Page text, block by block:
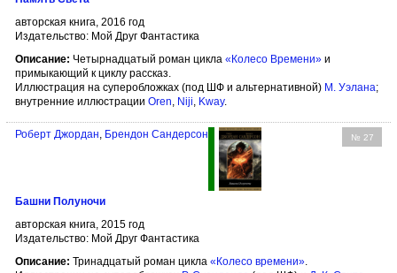
авторская книга, 2016 год
Издательство: Мой Друг Фантастика
Описание: Четырнадцатый роман цикла «Колесо Времени» и
примыкающий к циклу рассказ.
Иллюстрация на суперобложках (под ШФ и альтернативной) М. Уэлана;
внутренние иллюстрации Оren, Niji, Kway.
№ 27
Роберт Джордан, Брендон Сандерсон
Башни Полуночи
авторская книга, 2015 год
Издательство: Мой Друг Фантастика
Описание: Тринадцатый роман цикла «Колесо времени».